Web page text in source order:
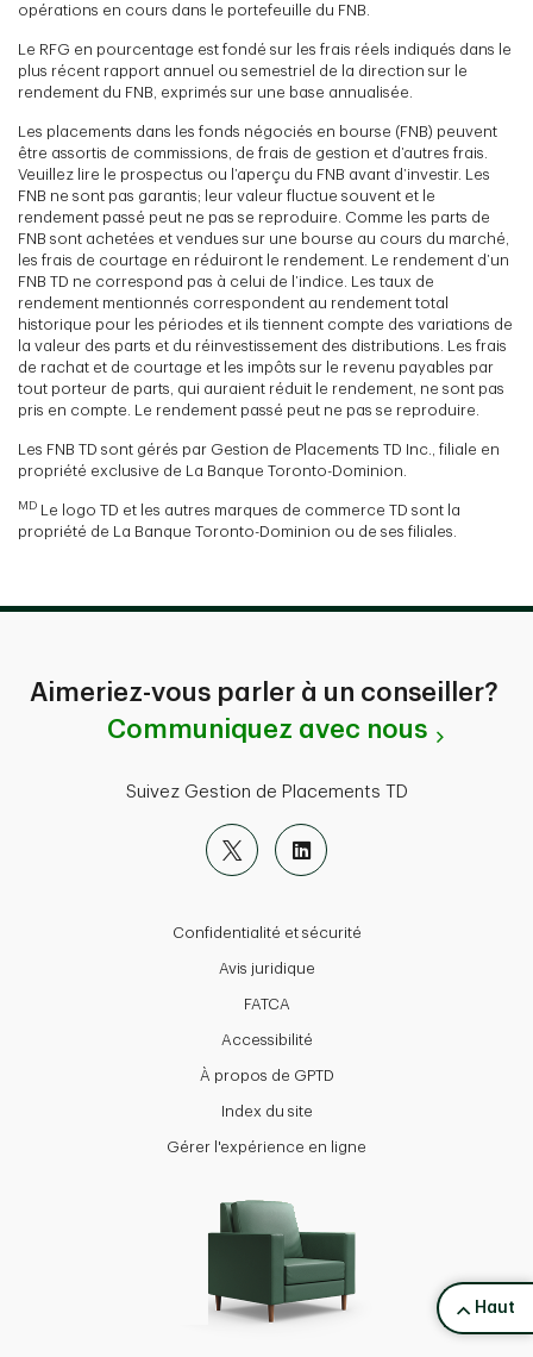
opérations en cours dans le portefeuille du FNB.
Le RFG en pourcentage est fondé sur les frais réels indiqués dans le
plus récent rapport annuel ou semestriel de la direction sur le
rendement du FNB, exprimés sur une base annualisée.
Les placements dans les fonds négociés en bourse (FNB) peuvent
être assortis de commissions, de frais de gestion et d’autres frais.
Veuillez lire le prospectus ou l’aperçu du FNB avant d’investir. Les
FNB ne sont pas garantis; leur valeur fluctue souvent et le
rendement passé peut ne pas se reproduire. Comme les parts de
FNB sont achetées et vendues sur une bourse au cours du marché,
les frais de courtage en réduiront le rendement. Le rendement d’un
FNB TD ne correspond pas à celui de l’indice. Les taux de
rendement mentionnés correspondent au rendement total
historique pour les périodes et ils tiennent compte des variations de
la valeur des parts et du réinvestissement des distributions. Les frais
de rachat et de courtage et les impôts sur le revenu payables par
tout porteur de parts, qui auraient réduit le rendement, ne sont pas
pris en compte. Le rendement passé peut ne pas se reproduire.
Les FNB TD sont gérés par Gestion de Placements TD Inc., filiale en
propriété exclusive de La Banque Toronto-Dominion.
MD Le logo TD et les autres marques de commerce TD sont la
propriété de La Banque Toronto-Dominion ou de ses filiales.
Aimeriez-vous parler à un conseiller?
Communiquez avec nous
Suivez Gestion de Placements TD
Confidentialité et sécurité
Avis juridique
FATCA
Accessibilité
À propos de GPTD
Index du site
Gérer l'expérience en ligne
back to
Haut